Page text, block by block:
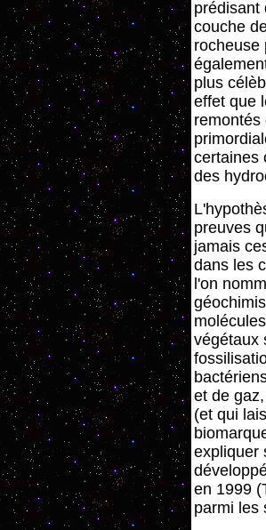
prédisant
couche
rocheuse
plus
effet que
remontés
certaines
des
preuves
jamais
dans les
l'on
végétaux
et de
(et qui
expliquer
en 1999
parmi les